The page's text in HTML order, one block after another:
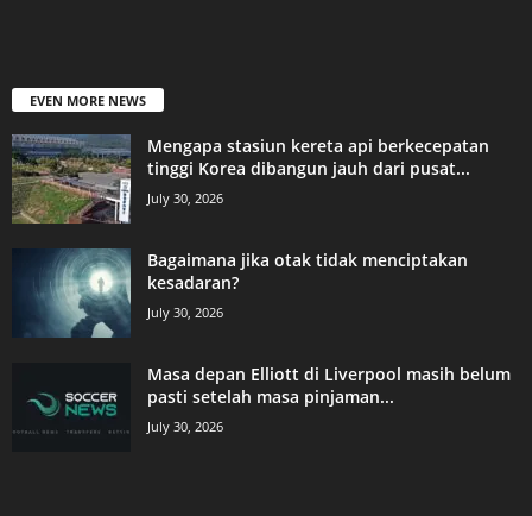
EVEN MORE NEWS
Mengapa stasiun kereta api berkecepatan
tinggi Korea dibangun jauh dari pusat...
July 30, 2026
Bagaimana jika otak tidak menciptakan
kesadaran?
July 30, 2026
Masa depan Elliott di Liverpool masih belum
pasti setelah masa pinjaman...
July 30, 2026